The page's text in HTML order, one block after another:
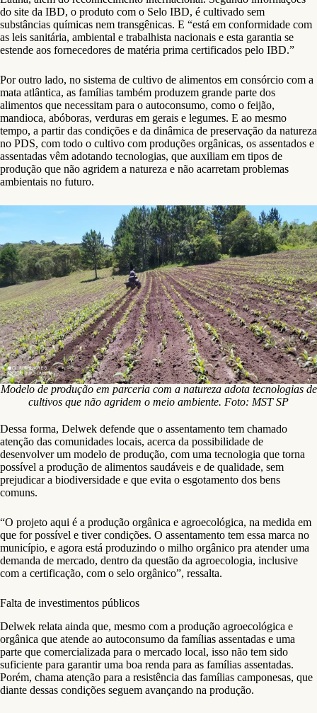
do site da IBD, o produto com o Selo IBD, é cultivado sem
substâncias químicas nem transgênicas. E “está em conformidade com
as leis sanitária, ambiental e trabalhista nacionais e esta garantia se
estende aos fornecedores de matéria prima certificados pelo IBD.”
Por outro lado, no sistema de cultivo de alimentos em consórcio com a
mata atlântica, as famílias também produzem grande parte dos
alimentos que necessitam para o autoconsumo, como o feijão,
mandioca, abóboras, verduras em gerais e legumes. E ao mesmo
tempo, a partir das condições e da dinâmica de preservação da natureza
no PDS, com todo o cultivo com produções orgânicas, os assentados e
assentadas vêm adotando tecnologias, que auxiliam em tipos de
produção que não agridem a natureza e não acarretam problemas
ambientais no futuro.
Modelo de produção em parceria com a natureza adota tecnologias de
cultivos que não agridem o meio ambiente. Foto: MST SP
Dessa forma, Delwek defende que o assentamento tem chamado
atenção das comunidades locais, acerca da possibilidade de
desenvolver um modelo de produção, com uma tecnologia que torna
possível a produção de alimentos saudáveis e de qualidade, sem
prejudicar a biodiversidade e que evita o esgotamento dos bens
comuns.
“O projeto aqui é a produção orgânica e agroecológica, na medida em
que for possível e tiver condições. O assentamento tem essa marca no
município, e agora está produzindo o milho orgânico pra atender uma
demanda de mercado, dentro da questão da agroecologia, inclusive
com a certificação, com o selo orgânico”, ressalta.
Falta de investimentos públicos
Delwek relata ainda que, mesmo com a produção agroecológica e
orgânica que atende ao autoconsumo da famílias assentadas e uma
parte que comercializada para o mercado local, isso não tem sido
suficiente para garantir uma boa renda para as famílias assentadas.
Porém, chama atenção para a resistência das famílias camponesas, que
diante dessas condições seguem avançando na produção.